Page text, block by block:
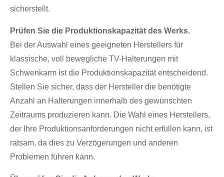
sicherstellt.
Prüfen Sie die Produktionskapazität des Werks.
Bei der Auswahl eines geeigneten Herstellers für
klassische, voll bewegliche TV-Halterungen mit
Schwenkarm ist die Produktionskapazität entscheidend.
Stellen Sie sicher, dass der Hersteller die benötigte
Anzahl an Halterungen innerhalb des gewünschten
Zeitraums produzieren kann. Die Wahl eines Herstellers,
der Ihre Produktionsanforderungen nicht erfüllen kann, ist
ratsam, da dies zu Verzögerungen und anderen
Problemen führen kann.